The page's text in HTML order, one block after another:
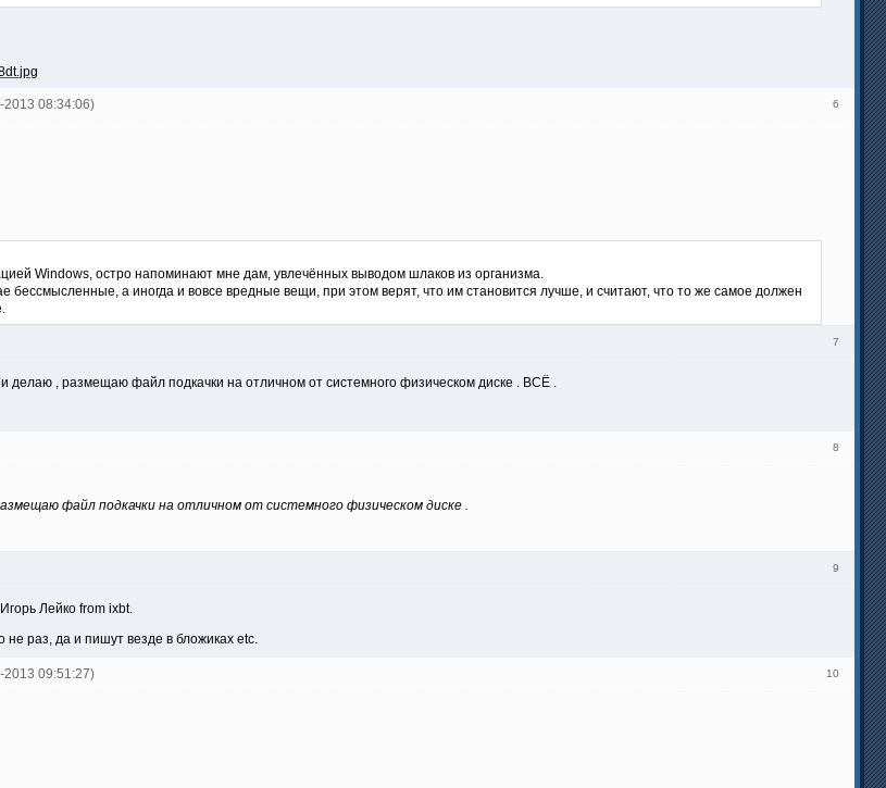
6
2013 08:34:06)
Windows, остро напоминают мне дам, увлечённых выводом шлаков из организма.
бессмысленные, а иногда и вовсе вредные вещи, при этом верят, что им становится лучше, и считают, что то же самое должен
7
и делаю , размещаю файл подкачки на отличном от системного физическом диске . ВСЁ .
8
файл подкачки на отличном от системного физическом диске .
9
Лейко from ixbt.
раз, да и пишут везде в бложиках etc.
10
2013 09:51:27)